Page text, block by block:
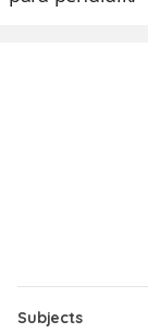
Subjects